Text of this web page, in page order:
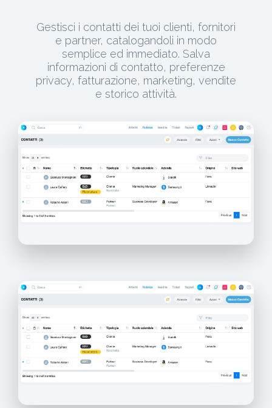
Gestisci i contatti dei tuoi clienti, fornitori
e partner, catalogandoli in modo
semplice ed immediato. Salva
informazioni di contatto, preferenze
privacy, fatturazione, marketing, vendite
e storico attività.